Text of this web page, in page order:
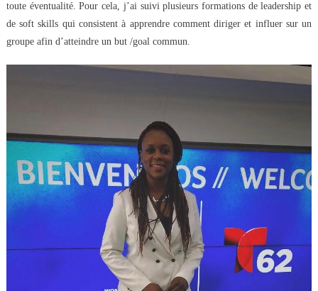
toute éventualité. Pour cela, j’ai suivi plusieurs formations de leadership et
de soft skills qui consistent à apprendre comment diriger et influer sur un
groupe afin d’atteindre un but /goal commun.